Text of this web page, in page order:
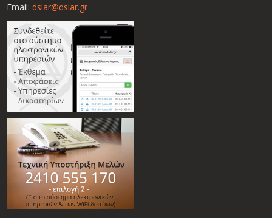
Email: dslar@dslar.gr